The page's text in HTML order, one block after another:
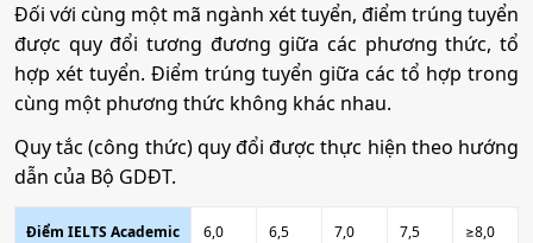
Công nghệ kỹ thuật Điện tử viễn thông
Mã ngành:
7510302
Tổ hợp:(Toán, 2 môn bất kì)
Logistics và Quản lý chuỗi cung ứng
• Tổ hợp:(Toán, 2 môn bất kì); (Văn, 2 môn bất kì)
7. Luật kinh tế
•Mã ngành:7380107
Chỉ tiêu:
Đối với cùng một mã ngành xét tuyển, điểm trúng tuyển
được quy đổi tương đương giữa các phương thức, tổ
hợp xét tuyển. Điểm trúng tuyển giữa các tổ hợp trong
cùng một phương thức không khác nhau.
Quy tắc (công thức) quy đổi được thực hiện theo hướng
dẫn của Bộ GDĐT.
Điểm IELTS Academic 6,0 6,5 7,0 7,5 ≥8,0